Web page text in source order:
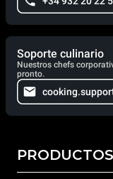
Soporte culinario
Nuestros chefs
pronto.
PRODUCTOS